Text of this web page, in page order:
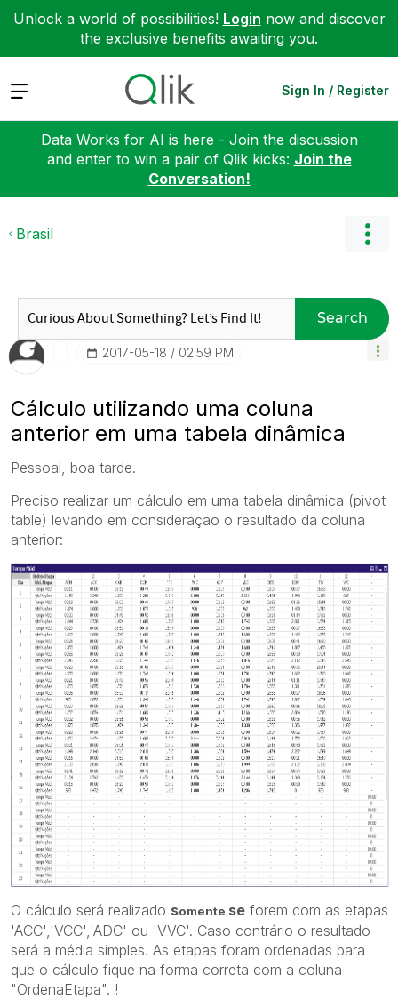
Unlock a world of possibilities! Login now and discover
the exclusive benefits awaiting you.
Expand Sign In / Register
Data Works for AI is here - Join the discussion
and enter to win a pair of Qlik kicks: Join the
Conversation!
Brasil
Search
‎2017-05-18 02:59 PM
Cálculo utilizando uma coluna
anterior em uma tabela dinâmica
Pessoal, boa tarde.
Preciso realizar um cálculo em uma tabela dinâmica (pivot
table) levando em consideração o resultado da coluna
anterior:
O cálculo será realizado somente se forem com as etapas
'ACC','VCC','ADC' ou 'VVC'. Caso contrário o resultado
será a média simples. As etapas foram ordenadas para
que o cálculo fique na forma correta com a coluna
"OrdenaEtapa". !